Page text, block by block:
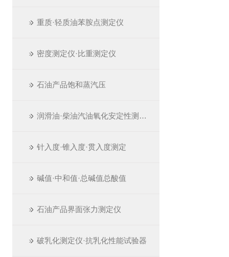
重质·轻质油苯胺点测定仪
密度测定仪·比重测定仪
石油产品饱和蒸汽压
润滑油·柴油汽油氧化安定性测定仪
针入度·锥入度·贯入度测定
碱值·中和值·总碱值总酸值
石油产品界面张力测定仪
破乳化测定仪·抗乳化性能试验器